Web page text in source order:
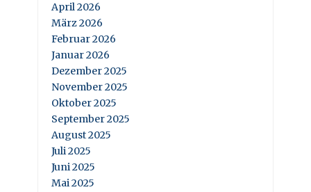
April 2026
März 2026
Februar 2026
Januar 2026
Dezember 2025
November 2025
Oktober 2025
September 2025
August 2025
Juli 2025
Juni 2025
Mai 2025